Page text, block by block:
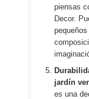
piensas
Decor.
jardín
es una